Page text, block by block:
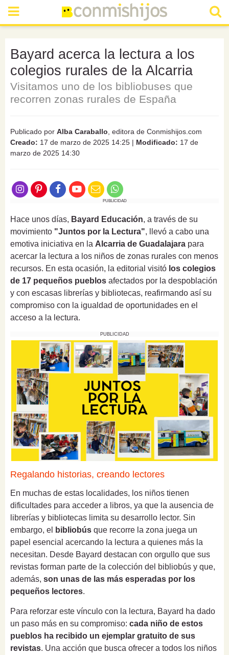
Bayard acerca la lectura a los
colegios rurales de la Alcarria
Visitamos uno de los bibliobuses que
recorren zonas rurales de España
Publicado por Alba Caraballo , editora de Conmishijos.com
Creado: 17 de marzo de 2025 14:25 | Modificado: 17 de
marzo de 2025 14:30
PUBLICIDAD
Hace unos días, Bayard Educación, a través de su
movimiento "Juntos por la Lectura", llevó a cabo una
emotiva iniciativa en la Alcarria de Guadalajara para
acercar la lectura a los niños de zonas rurales con menos
recursos. En esta ocasión, la editorial visitó los colegios
de 17 pequeños pueblos afectados por la despoblación
y con escasas librerías y bibliotecas, reafirmando así su
compromiso con la igualdad de oportunidades en el
acceso a la lectura.
PUBLICIDAD
Regalando historias, creando lectores
En muchas de estas localidades, los niños tienen
dificultades para acceder a libros, ya que la ausencia de
librerías y bibliotecas limita su desarrollo lector. Sin
embargo, el
bibliobús que recorre la zona juega un
papel esencial acercando la lectura a quienes más la
necesitan. Desde Bayard destacan con orgullo que sus
revistas forman parte de la colección del bibliobús y que,
además, son unas de las más esperadas por los
pequeños lectores.
Para reforzar este vínculo con la lectura, Bayard ha dado
un paso más en su compromiso: cada niño de estos
pueblos ha recibido un ejemplar gratuito de sus
revistas. Una acción que busca ofrecer a todos los niños